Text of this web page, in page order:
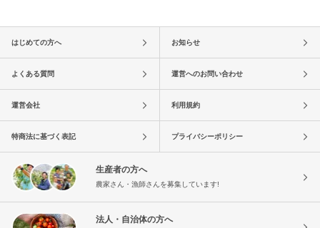
はじめての方へ お知らせ
よくある質問 運営へのお問い合わせ
運営会社 利用規約
特商法に基づく表記 プライバシーポリシー
生産者の方へ
農家さん・漁師さんを募集しています!
法人・自治体の方へ